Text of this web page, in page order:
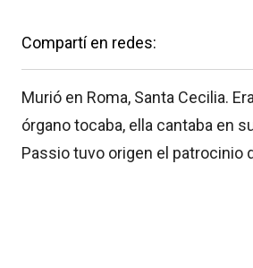
Compartí en redes:
Murió en Roma, Santa Cecilia.
órgano tocaba, ella cantaba en
Passio tuvo origen el patrocinio